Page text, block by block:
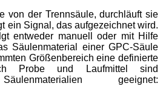
von der Trennsäule, durchläuft sie
ein Signal, das aufgezeichnet wird.
entweder manuell oder mit Hilfe
Säulenmaterial einer GPC-Säule
Größenbereich eine definierte
Probe und Laufmittel sind
geeignet: